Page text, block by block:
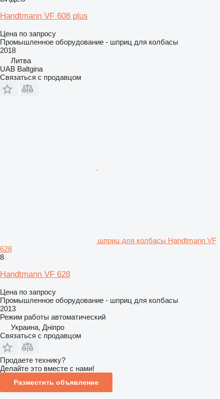
Handtmann VF 608 plus
Цена по запросу
Промышленное оборудование - шприц для колбасы
2018
Литва
UAB Baltgina
Связаться с продавцом
шприц для колбасы Handtmann VF
628
8
Handtmann VF 628
Цена по запросу
Промышленное оборудование - шприц для колбасы
2013
Режим работы автоматический
Украина, Дніпро
Связаться с продавцом
Продаете технику?
Делайте это вместе с нами!
Разместить объявление